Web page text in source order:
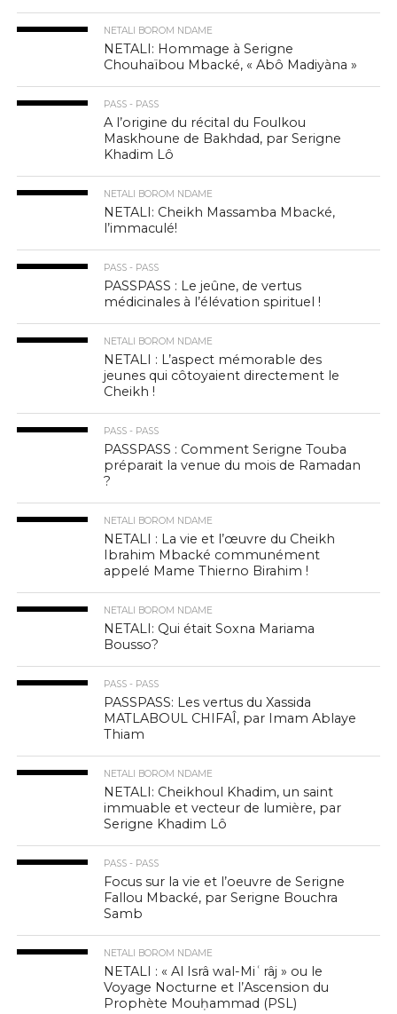
NETALI BOROM NDAME
NETALI: Hommage à Serigne
Chouhaïbou Mbacké, « Abô Madiyàna »
PASS - PASS
A l’origine du récital du Foulkou
Maskhoune de Bakhdad, par Serigne
Khadim Lô
NETALI BOROM NDAME
NETALI: Cheikh Massamba Mbacké,
l’immaculé!
PASS - PASS
PASSPASS : Le jeûne, de vertus
médicinales à l’élévation spirituel !
NETALI BOROM NDAME
NETALI : L’aspect mémorable des
jeunes qui côtoyaient directement le
Cheikh !
PASS - PASS
PASSPASS : Comment Serigne Touba
préparait la venue du mois de Ramadan
?
NETALI BOROM NDAME
NETALI : La vie et l’œuvre du Cheikh
Ibrahim Mbacké communément
appelé Mame Thierno Birahim !
NETALI BOROM NDAME
NETALI: Qui était Soxna Mariama
Bousso?
PASS - PASS
PASSPASS: Les vertus du Xassida
MATLABOUL CHIFAÎ, par Imam Ablaye
Thiam
NETALI BOROM NDAME
NETALI: Cheikhoul Khadim, un saint
immuable et vecteur de lumière, par
Serigne Khadim Lô
PASS - PASS
Focus sur la vie et l’oeuvre de Serigne
Fallou Mbacké, par Serigne Bouchra
Samb
NETALI BOROM NDAME
NETALI : « Al Isrâ wal-Miʿrâj » ou le
Voyage Nocturne et l’Ascension du
Prophète Mouḥammad (PSL)